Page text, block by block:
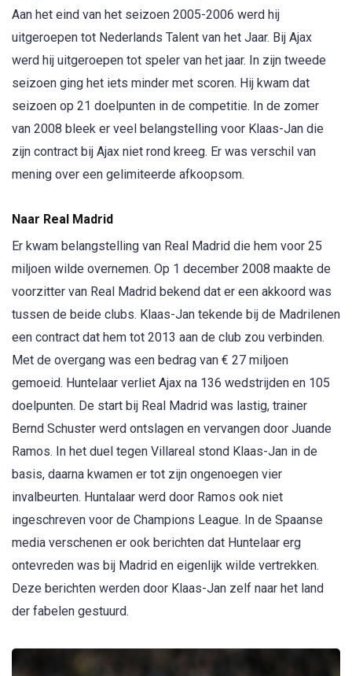
Aan het eind van het seizoen 2005-2006 werd hij
uitgeroepen tot Nederlands Talent van het Jaar. Bij Ajax
werd hij uitgeroepen tot speler van het jaar. In zijn tweede
seizoen ging het iets minder met scoren. Hij kwam dat
seizoen op 21 doelpunten in de competitie. In de zomer
van 2008 bleek er veel belangstelling voor Klaas-Jan die
zijn contract bij Ajax niet rond kreeg. Er was verschil van
mening over een gelimiteerde afkoopsom.
Naar Real Madrid
Er kwam belangstelling van Real Madrid die hem voor 25
miljoen wilde overnemen. Op 1 december 2008 maakte de
voorzitter van Real Madrid bekend dat er een akkoord was
tussen de beide clubs. Klaas-Jan tekende bij de Madrilenen
een contract dat hem tot 2013 aan de club zou verbinden.
Met de overgang was een bedrag van € 27 miljoen
gemoeid. Huntelaar verliet Ajax na 136 wedstrijden en 105
doelpunten. De start bij Real Madrid was lastig, trainer
Bernd Schuster werd ontslagen en vervangen door Juande
Ramos. In het duel tegen Villareal stond Klaas-Jan in de
basis, daarna kwamen er tot zijn ongenoegen vier
invalbeurten. Huntalaar werd door Ramos ook niet
ingeschreven voor de Champions League. In de Spaanse
media verschenen er ook berichten dat Huntelaar erg
ontevreden was bij Madrid en eigenlijk wilde vertrekken.
Deze berichten werden door Klaas-Jan zelf naar het land
der fabelen gestuurd.